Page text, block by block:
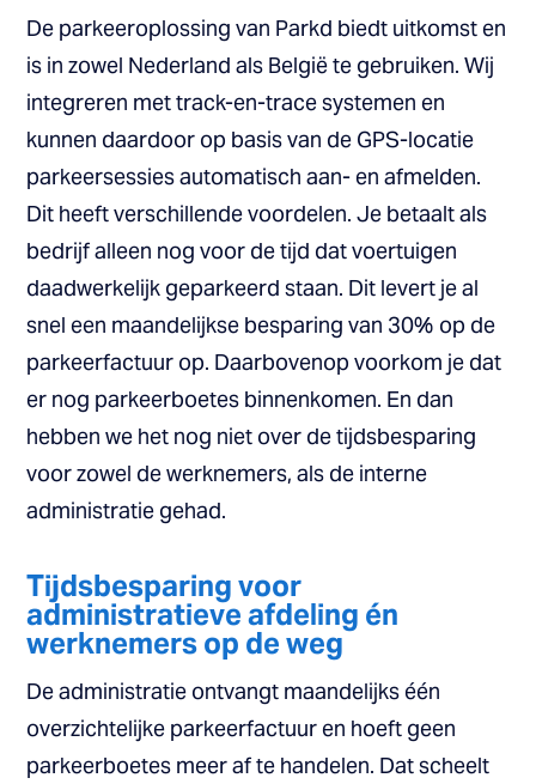
De parkeeroplossing van Parkd biedt uitkomst en
is in zowel Nederland als België te gebruiken. Wij
integreren met track-en-trace systemen en
kunnen daardoor op basis van de GPS-locatie
parkeersessies automatisch aan- en afmelden.
Dit heeft verschillende voordelen. Je betaalt als
bedrijf alleen nog voor de tijd dat voertuigen
daadwerkelijk geparkeerd staan. Dit levert je al
snel een maandelijkse besparing van 30% op de
parkeerfactuur op. Daarbovenop voorkom je dat
er nog parkeerboetes binnenkomen. En dan
hebben we het nog niet over de tijdsbesparing
voor zowel de werknemers, als de interne
administratie gehad.
Tijdsbesparing voor
administratieve afdeling én
werknemers op de weg
De administratie ontvangt maandelijks één
overzichtelijke parkeerfactuur en hoeft geen
parkeerboetes meer af te handelen. Dat scheelt